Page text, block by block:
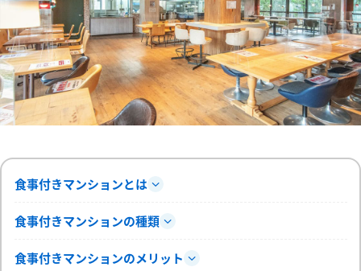
食事付きマンションとは
食事付きマンションの種類
食事付きマンションのメリット